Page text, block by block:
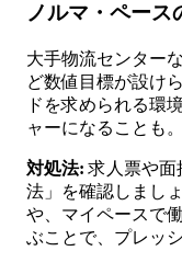
ノルマ・ペース
大手物流センター
ど数値目標が設け
ドを求められる環
ャーになることも。
対処法: 求人票や面
法」を確認しまし
や、マイペースで
ぶことで、プレッ